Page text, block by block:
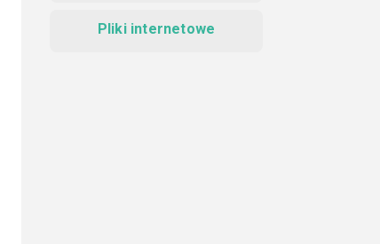
Pliki internetowe